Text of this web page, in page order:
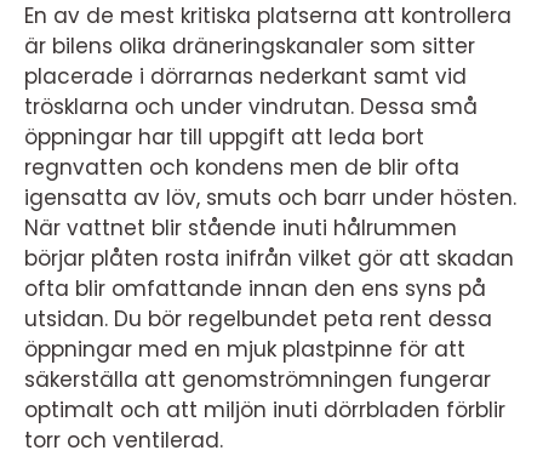
En av de mest kritiska platserna att kontrollera
är bilens olika dräneringskanaler som sitter
placerade i dörrarnas nederkant samt vid
trösklarna och under vindrutan. Dessa små
öppningar har till uppgift att leda bort
regnvatten och kondens men de blir ofta
igensatta av löv, smuts och barr under hösten.
När vattnet blir stående inuti hålrummen
börjar plåten rosta inifrån vilket gör att skadan
ofta blir omfattande innan den ens syns på
utsidan. Du bör regelbundet peta rent dessa
öppningar med en mjuk plastpinne för att
säkerställa att genomströmningen fungerar
optimalt och att miljön inuti dörrbladen förblir
torr och ventilerad.